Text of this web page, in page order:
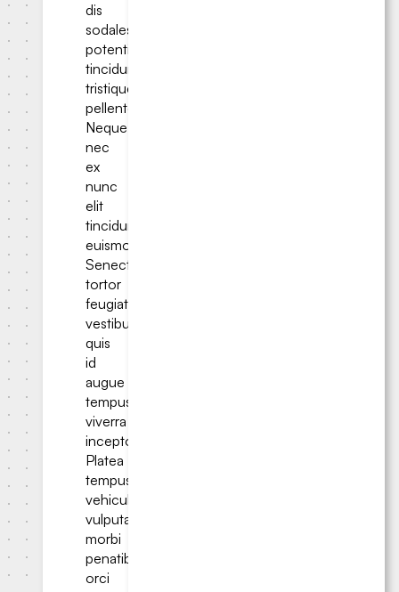
dis
sodales
potenti
tincidunt
tristique
pellentesque.
Neque
nec
ex
nunc
elit
tincidunt
euismod.
Senectus
tortor
feugiat
vestibulum
quis
id
augue
tempus
viverra
inceptos.
Platea
tempus
vehicula
vulputate
morbi
penatibus
orci